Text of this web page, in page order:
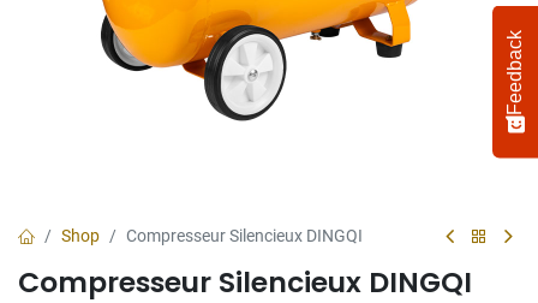
Shop Compresseur Silencieux DINGQI
Compresseur Silencieux DINGQI
Feedback